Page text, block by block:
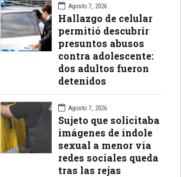
Agosto 7, 2026
Hallazgo de celular
permitió descubrir
presuntos abusos
contra adolescente:
dos adultos fueron
detenidos
Agosto 7, 2026
Sujeto que solicitaba
imágenes de índole
sexual a menor vía
redes sociales queda
tras las rejas